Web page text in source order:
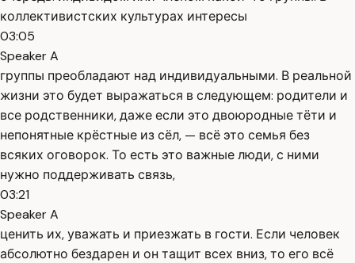
коллективистских культурах интересы
03:05
Speaker A
группы преобладают над индивидуальными. В реальной
жизни это будет выражаться в следующем: родители и
все родственники, даже если это двоюродные тёти и
непонятные крёстные из сёл, — всё это семья без
всяких оговорок. То есть это важные люди, с ними
нужно поддерживать связь,
03:21
Speaker A
ценить их, уважать и приезжать в гости. Если человек
абсолютно бездарен и он тащит всех вниз, то его всё